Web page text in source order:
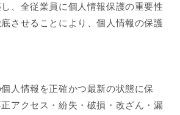
、全従業員に個人情報保護の重要性
させることにより、個人情報の保護
人情報を正確かつ最新の状態に保
アクセス・紛失・破損・改ざん・漏